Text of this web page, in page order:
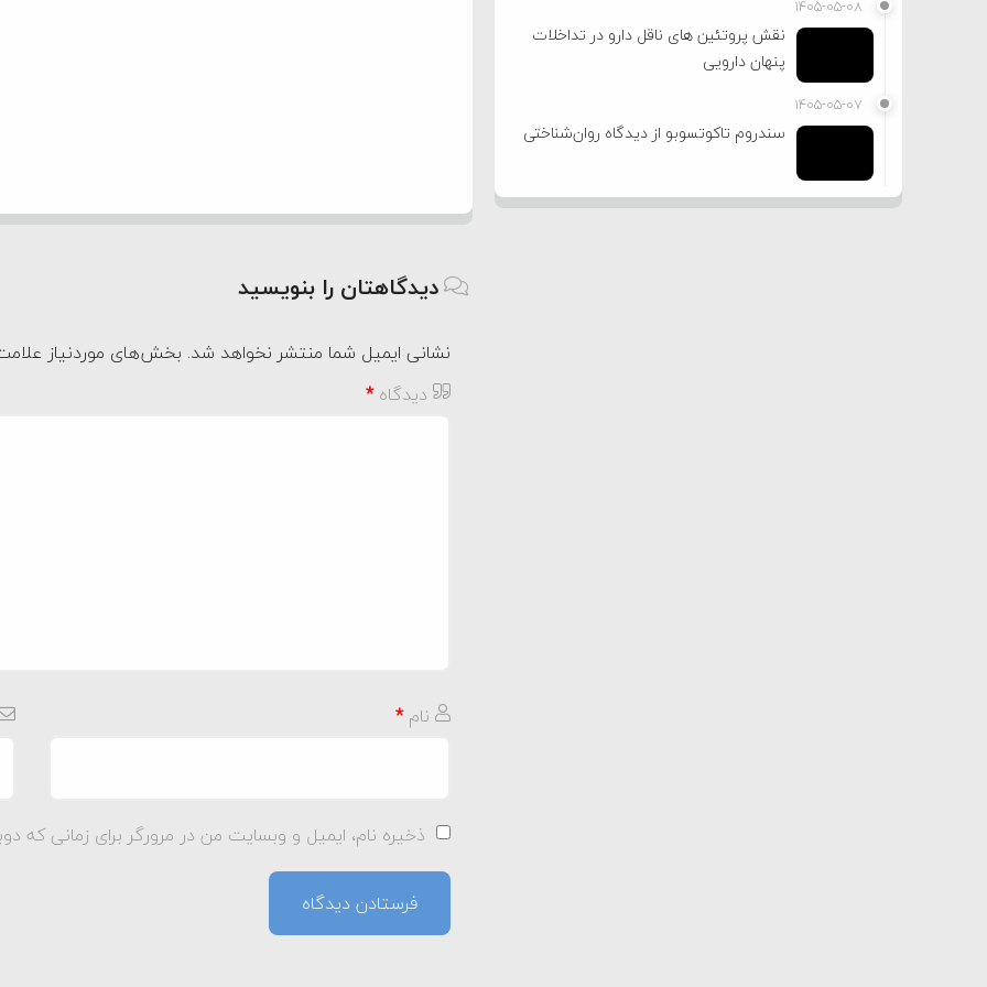
دیدگاهتان را بنویسید
نشانی ایمیل شما منتشر نخواهد شد. بخش‌های موردنیاز
دیدگاه*
نام*
ذخیره نام، ایمیل و وبسایت من در مرورگر برای زمانی که
۱۴۰۵-۰۵-۰۸
نقش پروتئین های ناقل دارو در تداخلات
پنهان دارویی
۱۴۰۵-۰۵-۰۷
سندروم تاکوتسوبو از دیدگاه روان‌شناختی